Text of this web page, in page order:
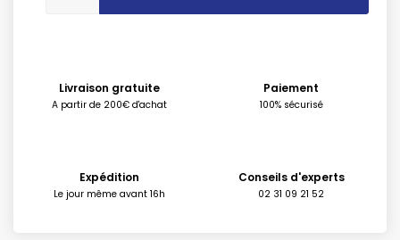
Livraison gratuite
A partir de 200€ d'achat
Paiement
100% sécurisé
Expédition
Le jour même avant 16h
Conseils d'experts
02 31 09 21 52